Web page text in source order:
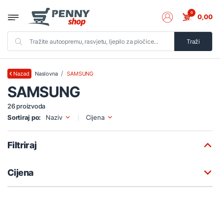
Traži
0 0,00
Nazad Naslovna SAMSUNG
SAMSUNG
26 proizvoda
Sortiraj po:
Naziv Cijena
Filtriraj
Cijena